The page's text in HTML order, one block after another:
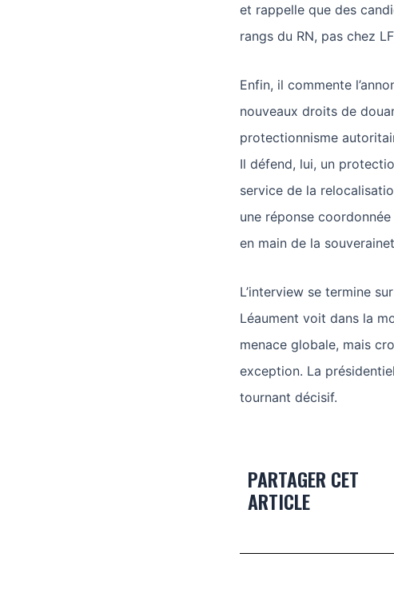
et rappelle que des
rangs du RN, pas chez
Enfin, il commente
nouveaux droits de
protectionnisme
Il défend, lui, un
service de la
une réponse
en main de la
L’interview se termine
Léaument voit dans la
menace globale, mais
exception. La
tournant décisif.
PARTAGER CET
ARTICLE